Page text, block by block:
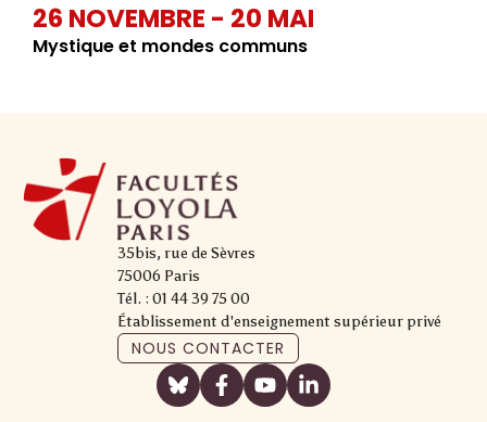
26 NOVEMBRE - 20 MAI
Mystique et mondes communs
35bis, rue de Sèvres
75006 Paris
Tél. : 01 44 39 75 00
Établissement d'enseignement supérieur privé
NOUS CONTACTER